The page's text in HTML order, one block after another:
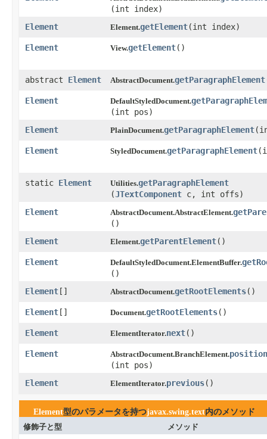
(int index)
Element
Element.getElement​(int index)
Element View.getElement​()
abstract Element AbstractDocument.getParagraphElement
Element DefaultStyledDocument.
(int pos)
Element
PlainDocument.getParagraphElement
Element StyledDocument.getParagraphElement
static Element Utilities.getParagraphElement
(JTextComponent c, int offs)
Element
AbstractDocument.AbstractElement.
()
Element
Element.getParentElement​()
Element DefaultStyledDocument.ElementBuffer.
()
Element [] AbstractDocument.getRootElements​()
Element [] Document.getRootElements​()
Element ElementIterator.next​()
Element AbstractDocument.BranchElement.
(int pos)
Element
ElementIterator.previous​()
Element型のパラメータを持つjavax.swing.text内のメソッド
修飾子と型
メソッド